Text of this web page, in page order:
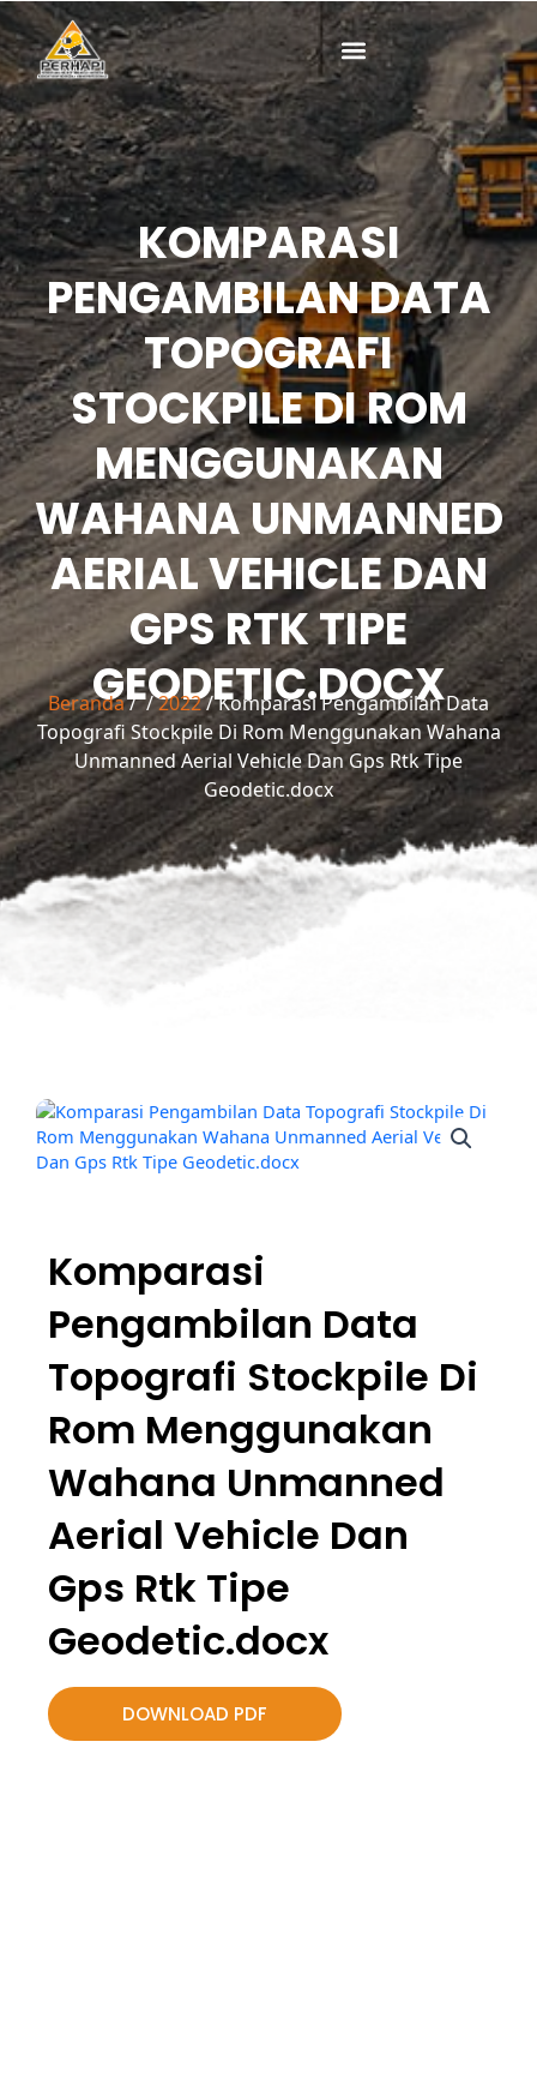
ke
konten
KOMPARASI
PENGAMBILAN DATA
TOPOGRAFI
STOCKPILE DI ROM
MENGGUNAKAN
WAHANA UNMANNED
AERIAL VEHICLE DAN
GPS RTK TIPE
GEODETIC.DOCX
Beranda//2022/ Komparasi Pengambilan Data
Topografi Stockpile Di Rom Menggunakan Wahana
Unmanned Aerial Vehicle Dan Gps Rtk Tipe
Geodetic.docx
Komparasi
Pengambilan Data
Topografi Stockpile Di
Rom Menggunakan
Wahana Unmanned
Aerial Vehicle Dan
Gps Rtk Tipe
Geodetic.docx
DOWNLOAD PDF